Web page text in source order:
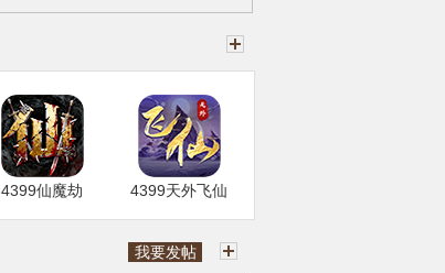
4399仙魔劫 4399天外飞仙
我要发帖